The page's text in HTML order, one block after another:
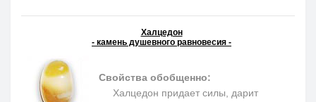
Халцедон
- камень душевного равновесия -
Свойства обобщенно:
Халцедон придает силы, дарит